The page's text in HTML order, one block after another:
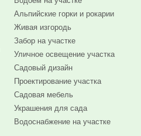
Альпийские горки и рокарии
Живая изгородь
Забор на участке
Уличное освещение участка
Садовый дизайн
Проектирование участка
Садовая мебель
Украшения для сада
Водоснабжение на участке